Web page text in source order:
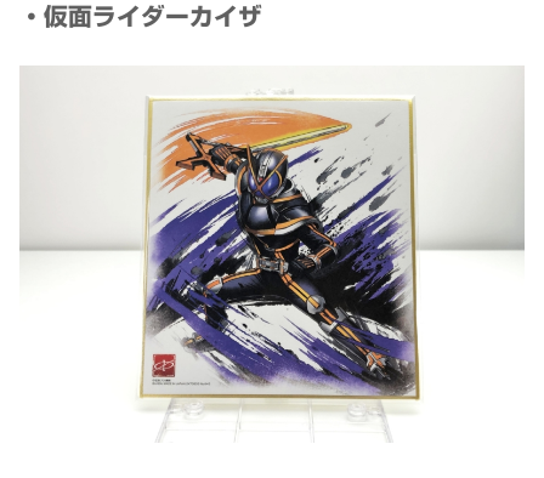
・仮面ライダーカイザ